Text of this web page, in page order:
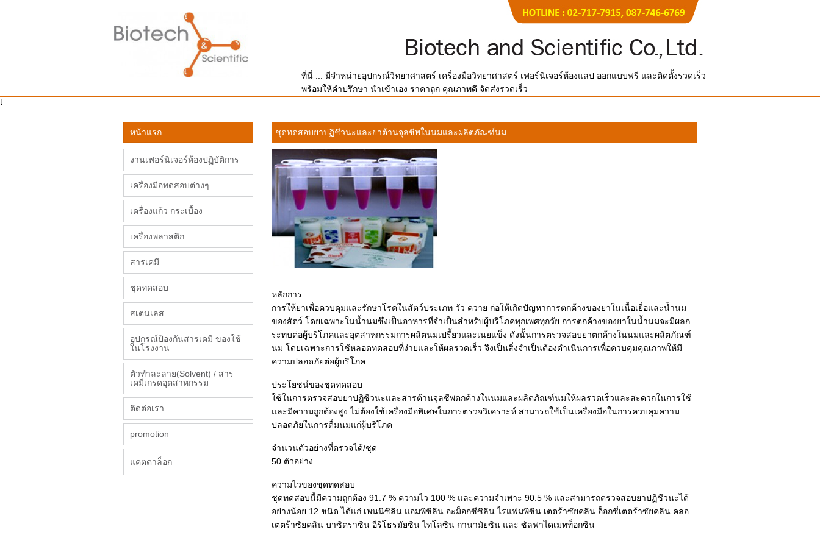
ที่นี่ ... มีจำหน่ายอุปกรณ์วิทยาศาสตร์ เครื่องมือวิทยาศาสตร์ เฟอร์นิเจอร์ห้องแลป ออกแบบฟรี และติดตั้งรวดเร็ว
พร้อมให้คำปรึกษา นำเข้าเอง ราคาถูก คุณภาพดี จัดส่งรวดเร็ว
t
หน้าแรก
งานเฟอร์นิเจอร์ห้องปฏิบัติการ
เครื่องมือทดสอบต่างๆ
เครื่องแก้ว กระเบื้อง
เครื่องพลาสติก
สารเคมี
ชุดทดสอบ
สเตนเลส
อุปกรณ์ป้องกันสารเคมี ของใช้
ในโรงงาน
ตัวทำละลาย(Solvent) / สาร
เคมีเกรดอุตสาหกรรม
ติดต่อเรา
promotion
แคตตาล็อก
ชุดทดสอบยาปฏิชีวนะและยาต้านจุลชีพในนมและผลิตภัณฑ์นม
หลักการ
การให้ยาเพื่อควบคุมและรักษาโรคในสัตว์ประเภท วัว ควาย ก่อให้เกิดปัญหาการตกค้างของยาในเนื้อเยื่อและน้ำนม
ของสัตว์ โดยเฉพาะในน้ำนมซึ่งเป็นอาหารที่จำเป็นสำหรับผู้บริโภคทุกเพศทุกวัย การตกค้างของยาในน้ำนมจะมีผลก
ระทบต่อผู้บริโภคและอุตสาหกรรมการผลิตนมเปรี้ยวและเนยแข็ง ดังนั้นการตรวจสอบยาตกค้างในนมและผลิตภัณฑ์
นม โดยเฉพาะการใช้หลอดทดสอบที่ง่ายและให้ผลรวดเร็ว จึงเป็นสิ่งจำเป็นต้องดำเนินการเพื่อควบคุมคุณภาพให้มี
ความปลอดภัยต่อผู้บริโภค
ประโยชน์ของชุดทดสอบ
ใช้ในการตรวจสอบยาปฏิชีวนะและสารต้านจุลชีพตกค้างในนมและผลิตภัณฑ์นมให้ผลรวดเร็วและสะดวกในการใช้
และมีความถูกต้องสูง ไม่ต้องใช้เครื่องมือพิเศษในการตรวจวิเคราะห์ สามารถใช้เป็นเครื่องมือในการควบคุมความ
ปลอดภัยในการดื่มนมแก่ผู้บริโภค
จำนวนตัวอย่างที่ตรวจได้/ชุด
50 ตัวอย่าง
ความไวของชุดทดสอบ
ชุดทดสอบนี้มีความถูกต้อง 91.7 % ความไว 100 % และความจำเพาะ 90.5 % และสามารถตรวจสอบยาปฏิชีวนะได้
อย่างน้อย 12 ชนิด ได้แก่ เพนนิซิลิน แอมพิซิลิน อะม็อกซีซิลิน ไรแฟมพิซิน เตตร้าซัยคลิน อ็อกซี่เตตร้าซัยคลิน คลอ
เตตร้าซัยคลิน บาซิตราซิน อีริโธรมัยซิน ไทโลซิน กานามัยซิน และ ซัลฟาไดเมทท็อกซิน